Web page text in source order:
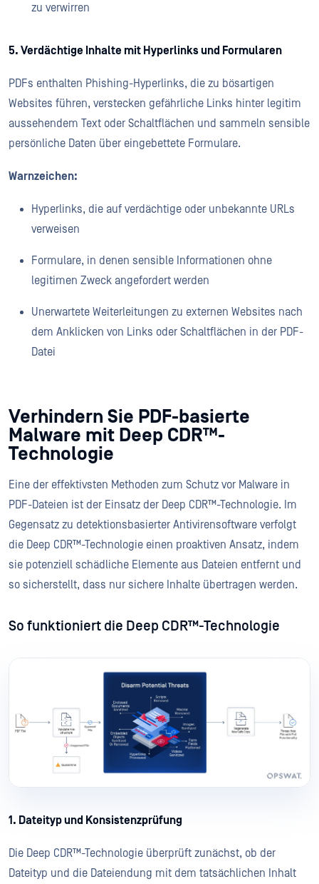
zu verwirren
5. Verdächtige Inhalte mit Hyperlinks und Formularen
PDFs enthalten Phishing-Hyperlinks, die zu bösartigen
Websites führen, verstecken gefährliche Links hinter legitim
aussehendem Text oder Schaltflächen und sammeln sensible
persönliche Daten über eingebettete Formulare.
Warnzeichen:
Hyperlinks, die auf verdächtige oder unbekannte URLs
verweisen
Formulare, in denen sensible Informationen ohne
legitimen Zweck angefordert werden
Unerwartete Weiterleitungen zu externen Websites nach
dem Anklicken von Links oder Schaltflächen in der PDF-
Datei
Verhindern Sie PDF-basierte
Malware mit Deep CDR™-
Technologie
Eine der effektivsten Methoden zum Schutz vor Malware in
PDF-Dateien ist der Einsatz der Deep CDR™-Technologie. Im
Gegensatz zu detektionsbasierter Antivirensoftware verfolgt
die Deep CDR™-Technologie einen proaktiven Ansatz, indem
sie potenziell schädliche Elemente aus Dateien entfernt und
so sicherstellt, dass nur sichere Inhalte übertragen werden.
So funktioniert die Deep CDR™-Technologie
1. Dateityp und Konsistenzprüfung
Die Deep CDR™-Technologie überprüft zunächst, ob der
Dateityp und die Dateiendung mit dem tatsächlichen Inhalt